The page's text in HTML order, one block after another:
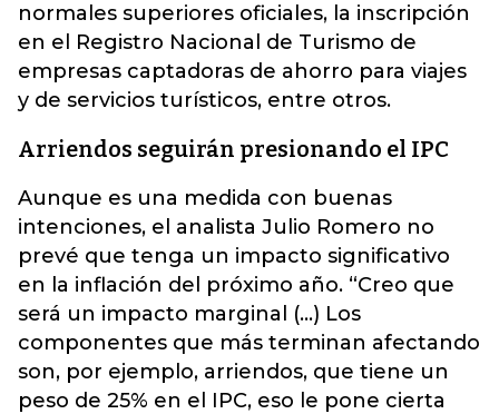
normales superiores oficiales, la inscripción
en el Registro Nacional de Turismo de
empresas captadoras de ahorro para viajes
y de servicios turísticos, entre otros.
Arriendos seguirán presionando el IPC
Aunque es una medida con buenas
intenciones, el analista Julio Romero no
prevé que tenga un impacto significativo
en la inflación del próximo año. “Creo que
será un impacto marginal (...) Los
componentes que más terminan afectando
son, por ejemplo, arriendos, que tiene un
peso de 25% en el IPC, eso le pone cierta